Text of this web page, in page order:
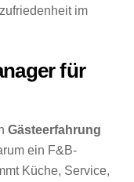
im
für
Gästeerfahrung
ein F&B-
Küche, Service,